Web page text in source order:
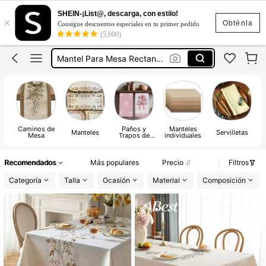
Obténla
×
SHEIN-¡List@, descarga, con estilo!
Consigue descuentos especiales en tu primer pedido
(5,000)
Servilletas De Tela
Camino De Mesa
Camino De Mesa Elegante
Servilletas De Tela
Camino De Mesa
Caminos de
Mesa Manteles Paños y
Trapos de
Manteles
individuales Servilletas
Recomendados Más populares Precio
Filtros
Categoría
Talla Ocasión Material Composición